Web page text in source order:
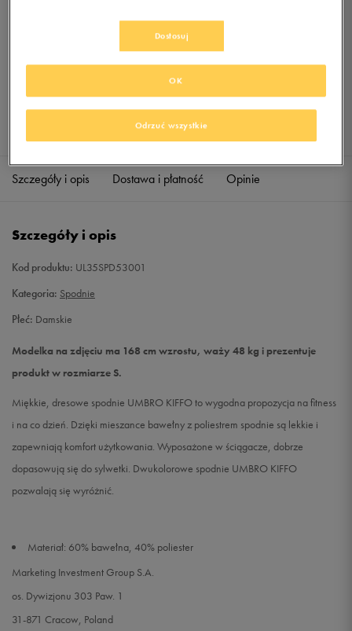
Wybierz rozmiar
S
M Powiadom o dostępności
Sprawdź dostępność w salonach
Szczegóły i opis Dostawa i płatność Opinie
Szczegóły i opis
Kod produktu: UL35SPD53001
Kategoria: Spodnie
Płeć: Damskie
Modelka na zdjęciu ma 168 cm wzrostu, waży 48 kg i prezentuje
produkt w rozmiarze S.
Miękkie, dresowe spodnie UMBRO KIFFO to wygodna propozycja na fitness
i na co dzień. Dzięki mieszance bawełny z poliestrem spodnie są lekkie i
zapewniają komfort użytkowania. Wyposażone w ściągacze, dobrze
dopasowują się do sylwetki. Dwukolorowe spodnie UMBRO KIFFO
pozwalają się wyróżnić.
Materiał: 60% bawełna, 40% poliester
Marketing Investment Group S.A.
os. Dywizjonu 303 Paw. 1
31-871 Cracow, Poland
Dostosuj
Odrzuć wszystkie
OK